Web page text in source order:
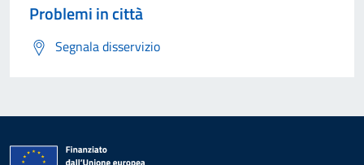
Problemi in città
Segnala disservizio